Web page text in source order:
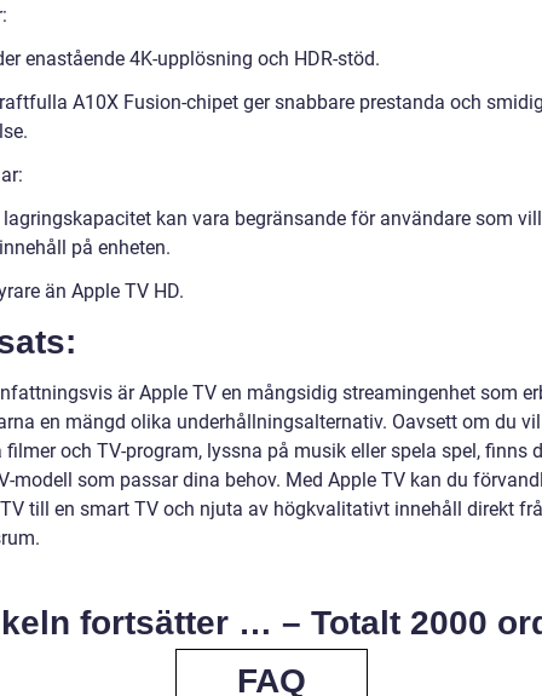
enastående 4K-upplösning och HDR-stöd.
A10X Fusion-chipet ger snabbare prestanda och
kan vara begränsande för användare som
på enheten.
än Apple TV HD.
är Apple TV en mångsidig streamingenhet som
en mängd olika underhållningsalternativ. Oavsett om du
filmer och TV-program, lyssna på musik eller spela spel, finns
modell som passar dina behov. Med Apple TV kan du
till en smart TV och njuta av högkvalitativt innehåll direkt
fortsätter … – Totalt 2000
FAQ